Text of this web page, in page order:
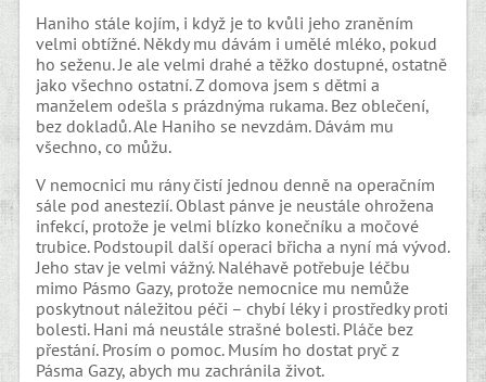
Haniho stále kojím, i když je to kvůli jeho zraněním
velmi obtížné. Někdy mu dávám i umělé mléko, pokud
ho seženu. Je ale velmi drahé a těžko dostupné, ostatně
jako všechno ostatní. Z domova jsem s dětmi a
manželem odešla s prázdnýma rukama. Bez oblečení,
bez dokladů. Ale Haniho se nevzdám. Dávám mu
všechno, co můžu.
V nemocnici mu rány čistí jednou denně na operačním
sále pod anestezií. Oblast pánve je neustále ohrožena
infekcí, protože je velmi blízko konečníku a močové
trubice. Podstoupil další operaci břicha a nyní má vývod.
Jeho stav je velmi vážný. Naléhavě potřebuje léčbu
mimo Pásmo Gazy, protože nemocnice mu nemůže
poskytnout náležitou péči – chybí léky i prostředky proti
bolesti. Hani má neustále strašné bolesti. Pláče bez
přestání. Prosím o pomoc. Musím ho dostat pryč z
Pásma Gazy, abych mu zachránila život.